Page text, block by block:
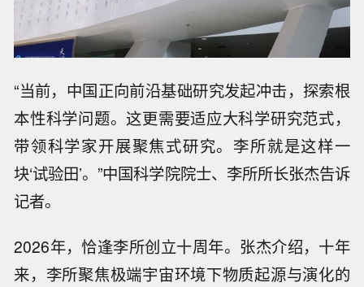
“当前，中国正向前沿基础研究发起冲击，探索根
本性科学问题。这更需要适应大科学研究范式，
带领科学家开展聚焦式研究。李所就是这样一
块‘试验田’。”中国科学院院士、李所所长张杰告诉
记者。
2026年，恰逢李所创立十周年。张杰介绍，十年
来，李所聚焦极端宇宙环境下物质起源与演化的